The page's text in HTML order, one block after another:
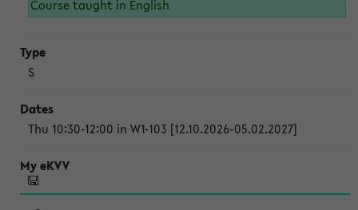
Course taught in English
S
Thu 10:30-12:00 in W1-103 [12.10.2026-05.02.2027]